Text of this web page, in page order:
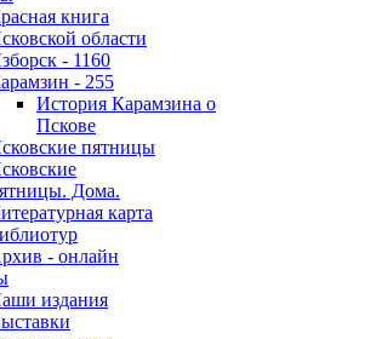
книга
области
- 1160
- 255
История Карамзина о
Пскове
пятницы
Дома.
карта
- онлайн
издания